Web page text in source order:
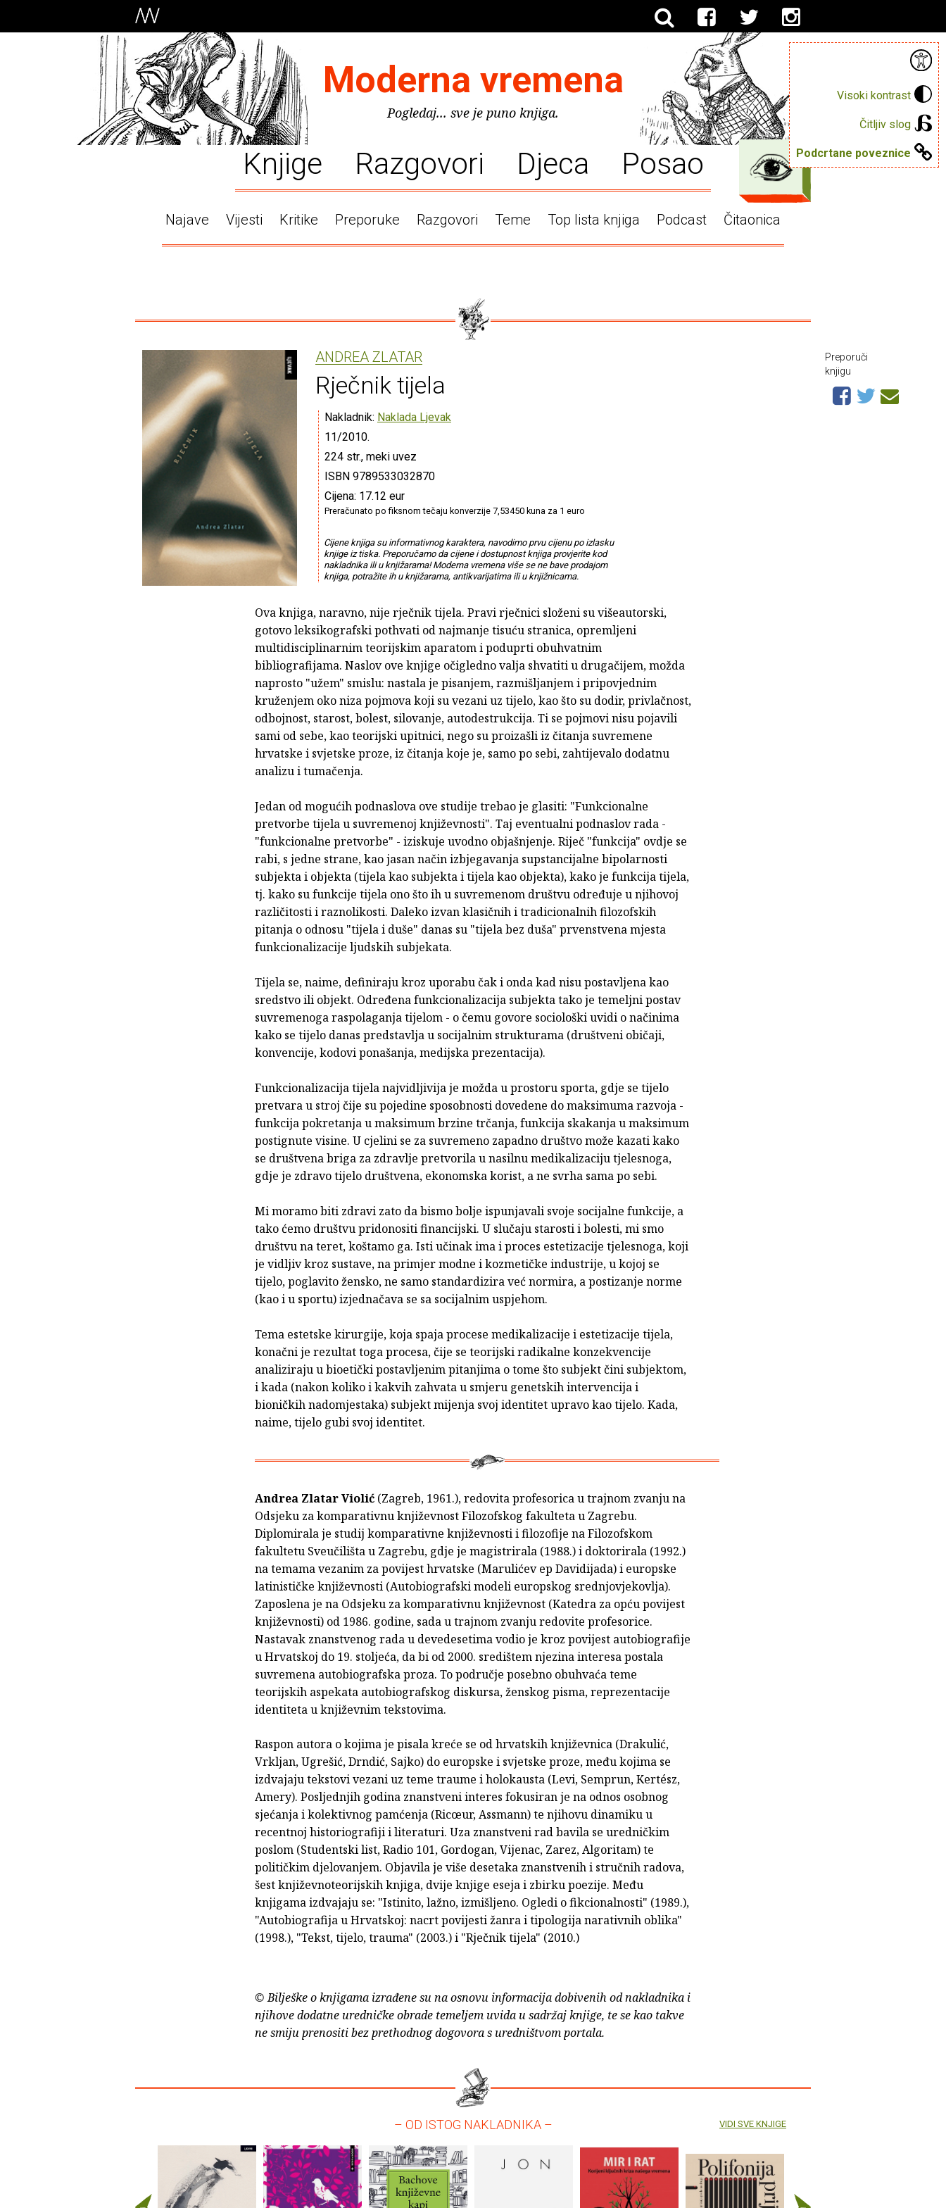
Visoki kontrast
Čitljiv slog
Podcrtane poveznice
Moderna vremena
Pogledaj... sve je puno knjiga.
Knjige Razgovori Djeca Posao
Najave Vijesti Kritike Preporuke Razgovori Teme Top lista knjiga Podcast Čitaonica
ANDREA ZLATAR
Rječnik tijela
Nakladnik: Naklada Ljevak
11/2010.
224 str., meki uvez
ISBN 9789533032870
Cijena: 17.12 eur
Preračunato po fiksnom tečaju konverzije 7,53450 kuna za 1 euro
Cijene knjiga su informativnog karaktera, navodimo prvu cijenu po izlasku
knjige iz tiska. Preporučamo da cijene i dostupnost knjiga provjerite kod
nakladnika ili u knjižarama! Moderna vremena više se ne bave prodajom
knjiga, potražite ih u knjižarama, antikvarijatima ili u knjižnicama.
Ova knjiga, naravno, nije rječnik tijela. Pravi rječnici složeni su višeautorski,
gotovo leksikografski pothvati od najmanje tisuću stranica, opremljeni
multidisciplinarnim teorijskim aparatom i poduprti obuhvatnim
bibliografijama. Naslov ove knjige očigledno valja shvatiti u drugačijem, možda
naprosto "užem" smislu: nastala je pisanjem, razmišljanjem i pripovjednim
kruženjem oko niza pojmova koji su vezani uz tijelo, kao što su dodir, privlačnost,
odbojnost, starost, bolest, silovanje, autodestrukcija. Ti se pojmovi nisu pojavili
sami od sebe, kao teorijski upitnici, nego su proizašli iz čitanja suvremene
hrvatske i svjetske proze, iz čitanja koje je, samo po sebi, zahtijevalo dodatnu
analizu i tumačenja.
Jedan od mogućih podnaslova ove studije trebao je glasiti: "Funkcionalne
pretvorbe tijela u suvremenoj književnosti". Taj eventualni podnaslov rada -
"funkcionalne pretvorbe" - iziskuje uvodno objašnjenje. Riječ "funkcija" ovdje se
rabi, s jedne strane, kao jasan način izbjegavanja supstancijalne bipolarnosti
subjekta i objekta (tijela kao subjekta i tijela kao objekta), kako je funkcija tijela,
tj. kako su funkcije tijela ono što ih u suvremenom društvu određuje u njihovoj
različitosti i raznolikosti. Daleko izvan klasičnih i tradicionalnih filozofskih
pitanja o odnosu "tijela i duše" danas su "tijela bez duša" prvenstvena mjesta
funkcionalizacije ljudskih subjekata.
Tijela se, naime, definiraju kroz uporabu čak i onda kad nisu postavljena kao
sredstvo ili objekt. Određena funkcionalizacija subjekta tako je temeljni postav
suvremenoga raspolaganja tijelom - o čemu govore sociološki uvidi o načinima
kako se tijelo danas predstavlja u socijalnim strukturama (društveni običaji,
konvencije, kodovi ponašanja, medijska prezentacija).
Funkcionalizacija tijela najvidljivija je možda u prostoru sporta, gdje se tijelo
pretvara u stroj čije su pojedine sposobnosti dovedene do maksimuma razvoja -
funkcija pokretanja u maksimum brzine trčanja, funkcija skakanja u maksimum
postignute visine. U cjelini se za suvremeno zapadno društvo može kazati kako
se društvena briga za zdravlje pretvorila u nasilnu medikalizaciju tjelesnoga,
gdje je zdravo tijelo društvena, ekonomska korist, a ne svrha sama po sebi.
Mi moramo biti zdravi zato da bismo bolje ispunjavali svoje socijalne funkcije, a
tako ćemo društvu pridonositi financijski. U slučaju starosti i bolesti, mi smo
društvu na teret, koštamo ga. Isti učinak ima i proces estetizacije tjelesnoga, koji
je vidljiv kroz sustave, na primjer modne i kozmetičke industrije, u kojoj se
tijelo, poglavito žensko, ne samo standardizira već normira, a postizanje norme
(kao i u sportu) izjednačava se sa socijalnim uspjehom.
Tema estetske kirurgije, koja spaja procese medikalizacije i estetizacije tijela,
konačni je rezultat toga procesa, čije se teorijski radikalne konzekvencije
analiziraju u bioetički postavljenim pitanjima o tome što subjekt čini subjektom,
i kada (nakon koliko i kakvih zahvata u smjeru genetskih intervencija i
bioničkih nadomjestaka) subjekt mijenja svoj identitet upravo kao tijelo. Kada,
naime, tijelo gubi svoj identitet.
Andrea Zlatar Violić (Zagreb, 1961.), redovita profesorica u trajnom zvanju na
Odsjeku za komparativnu književnost Filozofskog fakulteta u Zagrebu.
Diplomirala je studij komparativne književnosti i filozofije na Filozofskom
fakultetu Sveučilišta u Zagrebu, gdje je magistrirala (1988.) i doktorirala (1992.)
na temama vezanim za povijest hrvatske (Marulićev ep Davidijada) i europske
latinističke književnosti (Autobiografski modeli europskog srednjovjekovlja).
Zaposlena je na Odsjeku za komparativnu književnost (Katedra za opću povijest
književnosti) od 1986. godine, sada u trajnom zvanju redovite profesorice.
Nastavak znanstvenog rada u devedesetima vodio je kroz povijest autobiografije
u Hrvatskoj do 19. stoljeća, da bi od 2000. središtem njezina interesa postala
suvremena autobiografska proza. To područje posebno obuhvaća teme
teorijskih aspekata autobiografskog diskursa, ženskog pisma, reprezentacije
identiteta u književnim tekstovima.
Raspon autora o kojima je pisala kreće se od hrvatskih književnica (Drakulić,
Vrkljan, Ugrešić, Drndić, Sajko) do europske i svjetske proze, među kojima se
izdvajaju tekstovi vezani uz teme traume i holokausta (Levi, Semprun, Kertész,
Amery). Posljednjih godina znanstveni interes fokusiran je na odnos osobnog
sjećanja i kolektivnog pamćenja (Ricœur, Assmann) te njihovu dinamiku u
recentnoj historiografiji i literaturi. Uza znanstveni rad bavila se uredničkim
poslom (Studentski list, Radio 101, Gordogan, Vijenac, Zarez, Algoritam) te
političkim djelovanjem. Objavila je više desetaka znanstvenih i stručnih radova,
šest književnoteorijskih knjiga, dvije knjige eseja i zbirku poezije. Među
knjigama izdvajaju se: "Istinito, lažno, izmišljeno. Ogledi o fikcionalnosti" (1989.),
"Autobiografija u Hrvatskoj: nacrt povijesti žanra i tipologija narativnih oblika"
(1998.), "Tekst, tijelo, trauma" (2003.) i "Rječnik tijela" (2010.)
© Bilješke o knjigama izrađene su na osnovu informacija dobivenih od nakladnika i
njihove dodatne uredničke obrade temeljem uvida u sadržaj knjige, te se kao takve
ne smiju prenositi bez prethodnog dogovora s uredništvom portala.
Preporuči
knjigu
– OD ISTOG NAKLADNIKA – VIDI SVE KNJIGE